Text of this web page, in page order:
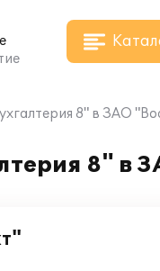
8" в ЗАО
8" в